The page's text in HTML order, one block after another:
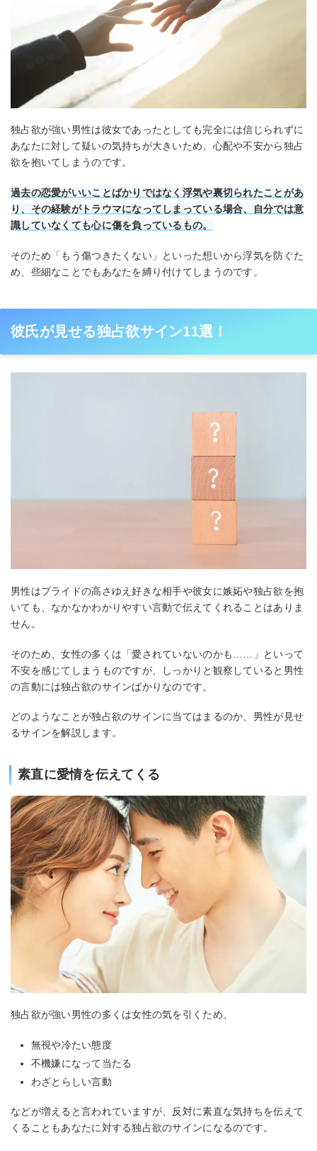
独占欲が強い男性は彼女であったとしても完全には信じられずに
あなたに対して疑いの気持ちが大きいため、心配や不安から独占
欲を抱いてしまうのです。
過去の恋愛がいいことばかりではなく浮気や裏切られたことがあ
り、その経験がトラウマになってしまっている場合、自分では意
識していなくても心に傷を負っているもの。
そのため「もう傷つきたくない」といった想いから浮気を防ぐた
め、些細なことでもあなたを縛り付けてしまうのです。
彼氏が見せる独占欲サイン11選！
男性はプライドの高さゆえ好きな相手や彼女に嫉妬や独占欲を抱
いても、なかなかわかりやすい言動で伝えてくれることはありま
せん。
そのため、女性の多くは「愛されていないのかも……」といって
不安を感じてしまうものですが、しっかりと観察していると男性
の言動には独占欲のサインばかりなのです。
どのようなことが独占欲のサインに当てはまるのか、男性が見せ
るサインを解説します。
素直に愛情を伝えてくる
独占欲が強い男性の多くは女性の気を引くため、
無視や冷たい態度
不機嫌になって当たる
わざとらしい言動
などが増えると言われていますが、反対に素直な気持ちを伝えて
くることもあなたに対する独占欲のサインになるのです。